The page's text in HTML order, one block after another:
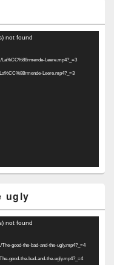
not found
La%CC%88rmende-Leere.mp4?_=3
Leere.mp4?_=3
ugly
not found
good-the-bad-and-the-ugly.mp4?_=4
good-the-bad-and-the-ugly.mp4?_=4